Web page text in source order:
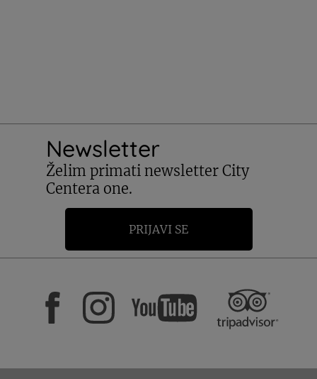
Newsletter
Želim primati newsletter City
Centera one.
PRIJAVI SE